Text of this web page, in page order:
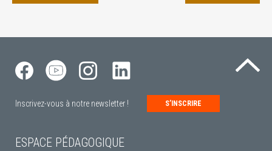
Inscrivez-vous à notre newsletter ! S’INSCRIRE
ESPACE PÉDAGOGIQUE